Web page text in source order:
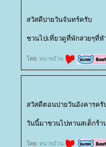
สวัสดีบ่ายวันจันทร์ครับ
ชวนไปเที่ยวดูที่พักสวยๆที่หั
ดย: ทนายอ้วน
สวัสดีตอนบ่ายวันอังคารครั
วันนี้มาชวนไปทานสเต็กร้า
ดย: ทนายอ้วน